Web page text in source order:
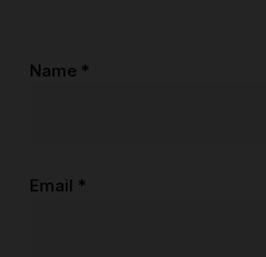
Name *
Email *